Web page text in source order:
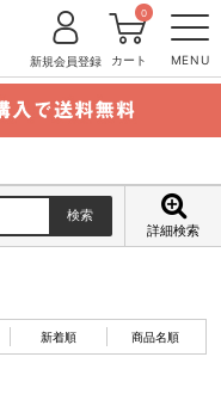
MENU
新規会員登録 カート
0
詳細検索
新着順 商品名順